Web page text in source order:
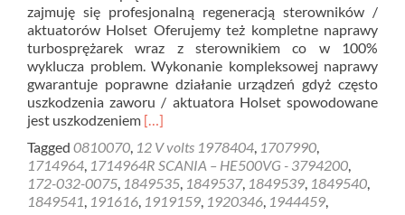
zajmuję się profesjonalną regeneracją sterowników /
aktuatorów Holset Oferujemy też kompletne naprawy
turbosprężarek wraz z sterownikiem co w 100%
wyklucza problem. Wykonanie kompleksowej naprawy
gwarantuje poprawne działanie urządzeń gdyż często
uszkodzenia zaworu / aktuatora Holset spowodowane
jest uszkodzeniem Read
about
Regeneracja
zaworu
aktuatora
[…]
Tagged 0810070, 12 V volts 1978404, 1707990,
1714964, 1714964R SCANIA – HE500VG - 3794200,
172-032-0075, 1849535, 1849537, 1849539, 1849540,
1849541, 191616, 1919159, 1920346, 1944459,